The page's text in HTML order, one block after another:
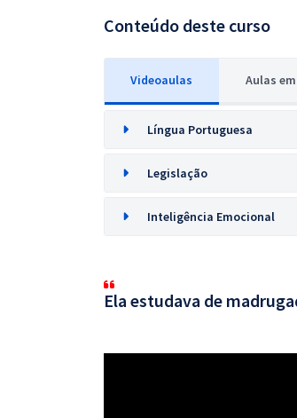
Conteúdo deste curso
Videoaulas Aulas em
Língua Portuguesa
Legislação
Inteligência Emocional
Ela estudava de